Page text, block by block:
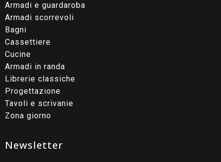
Armadi e guardaroba
Armadi scorrevoli
Bagni
Cassettiere
Cucine
Armadi in randa
Librerie classiche
Progettazione
Tavoli e scrivanie
Zona giorno
Newsletter